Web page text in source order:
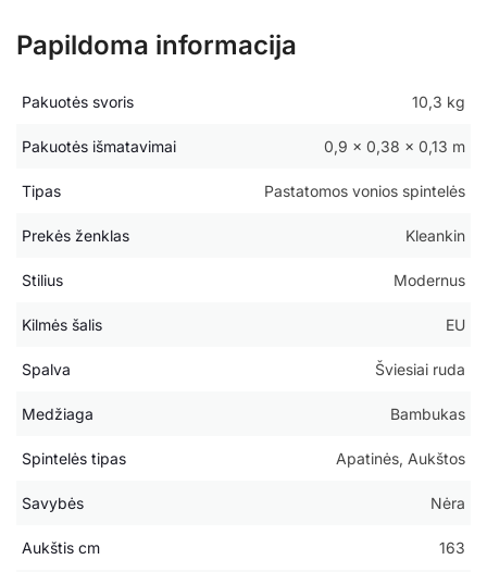
Papildoma informacija
Pakuotės svoris 10,3 kg
Pakuotės išmatavimai 0,9 × 0,38 × 0,13 m
Tipas Pastatomos vonios spintelės
Prekės ženklas Kleankin
Stilius Modernus
Kilmės šalis EU
Spalva Šviesiai ruda
Medžiaga Bambukas
Spintelės tipas Apatinės, Aukštos
Savybės Nėra
Aukštis cm 163